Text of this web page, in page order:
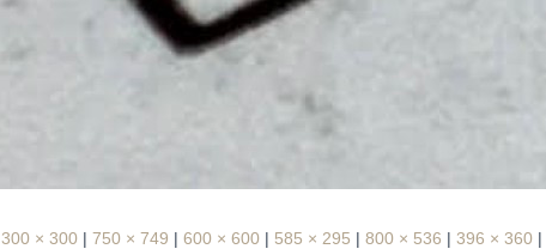
300 × 300 | 750 × 749 | 600 × 600 | 585 × 295 | 800 × 536 | 396 × 360 |